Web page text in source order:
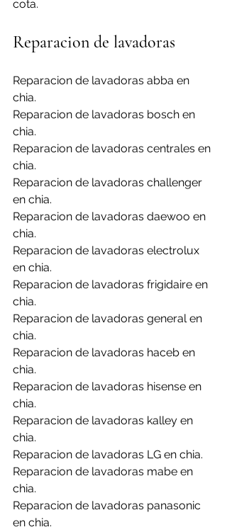
cota.
Reparacion de lavadoras
Reparacion de lavadoras abba en
chia.
Reparacion de lavadoras bosch en
chia.
Reparacion de lavadoras centrales en
chia.
Reparacion de lavadoras challenger
en chia.
Reparacion de lavadoras daewoo en
chia.
Reparacion de lavadoras electrolux
en chia.
Reparacion de lavadoras frigidaire en
chia.
Reparacion de lavadoras general en
chia.
Reparacion de lavadoras haceb en
chia.
Reparacion de lavadoras hisense en
chia.
Reparacion de lavadoras kalley en
chia.
Reparacion de lavadoras LG en chia.
Reparacion de lavadoras mabe en
chia.
Reparacion de lavadoras panasonic
en chia.